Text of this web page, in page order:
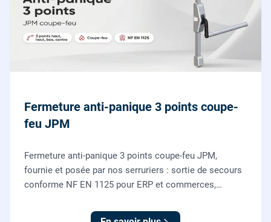
Fermeture anti-panique 3 points coupe-
feu JPM
Fermeture anti-panique 3 points coupe-feu JPM,
fournie et posée par nos serruriers : sortie de secours
conforme NF EN 1125 pour ERP et commerces,